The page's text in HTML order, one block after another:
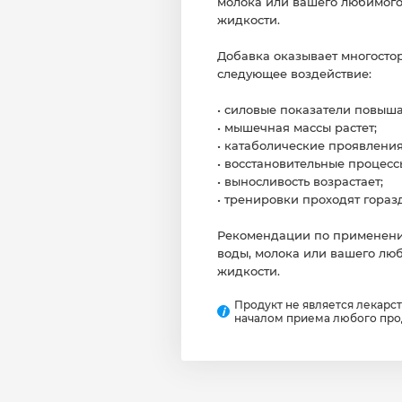
жидкости.
Добавка оказывает
следующее воздействие:
• силовые показатели
• мышечная массы растет;
• катаболические
• восстановительные
• выносливость возрастает;
• тренировки проходят
Рекомендации по
воды, молока или вашего
жидкости.
i
Продукт не является
началом приема любого